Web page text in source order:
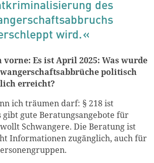
des
wird.
Es ist April 2025: Was wurde
politisch
erreicht?
ich träumen darf: § 218 ist
gibt gute Beratungsangebote für
Schwangere. Die Beratung ist
Informationen zugänglich, auch für